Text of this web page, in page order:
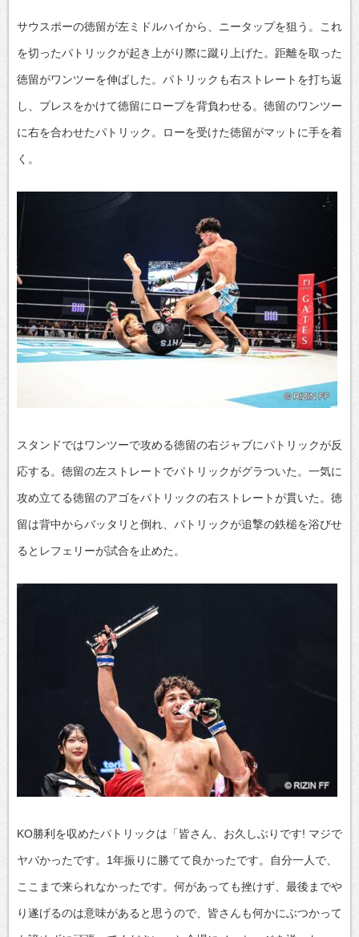
サウスポーの徳留が左ミドルハイから、ニータップを狙う。これ
を切ったパトリックが起き上がり際に蹴り上げた。距離を取った
徳留がワンツーを伸ばした。パトリックも右ストレートを打ち返
し、プレスをかけて徳留にロープを背負わせる。徳留のワンツー
に右を合わせたパトリック。ローを受けた徳留がマットに手を着
く。
スタンドではワンツーで攻める徳留の右ジャブにパトリックが反
応する。徳留の左ストレートでパトリックがグラついた。一気に
攻め立てる徳留のアゴをパトリックの右ストレートが貫いた。徳
留は背中からバッタリと倒れ、パトリックが追撃の鉄槌を浴びせ
るとレフェリーが試合を止めた。
KO勝利を収めたパトリックは「皆さん、お久しぶりです! マジで
ヤバかったです。1年振りに勝てて良かったです。自分一人で、
ここまで来られなかったです。何があっても挫けず、最後までや
り遂げるのは意味があると思うので、皆さんも何かにぶつかって